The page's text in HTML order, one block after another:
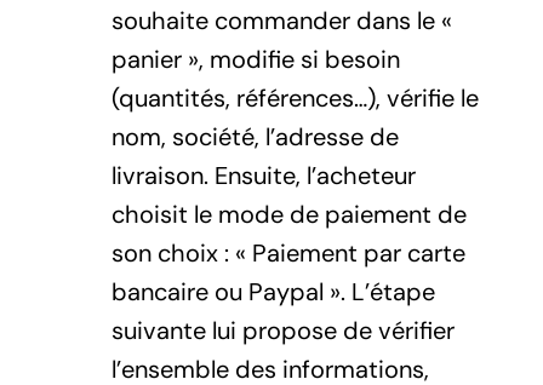
souhaite commander dans le «
panier », modifie si besoin
(quantités, références…), vérifie le
nom, société, l’adresse de
livraison. Ensuite, l’acheteur
choisit le mode de paiement de
son choix : « Paiement par carte
bancaire ou Paypal ». L’étape
suivante lui propose de vérifier
l’ensemble des informations,